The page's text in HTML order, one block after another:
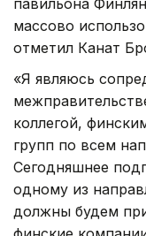
массово
отметил Канат
«Я являюсь
коллегой,
групп по всем
Сегодняшнее
одному из
должны будем